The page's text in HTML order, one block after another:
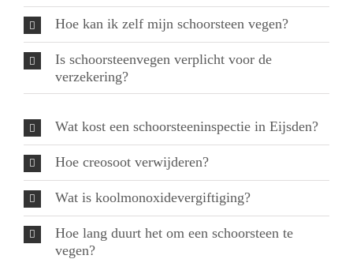
Hoe kan ik zelf mijn schoorsteen vegen?
Is schoorsteenvegen verplicht voor de
verzekering?
Wat kost een schoorsteeninspectie in Eijsden?
Hoe creosoot verwijderen?
Wat is koolmonoxidevergiftiging?
Hoe lang duurt het om een schoorsteen te
vegen?